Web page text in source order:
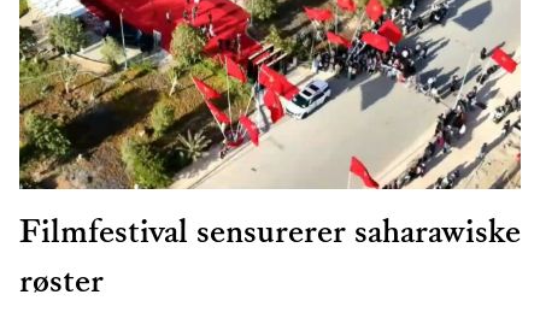
Filmfestival sensurerer saharawiske
røster